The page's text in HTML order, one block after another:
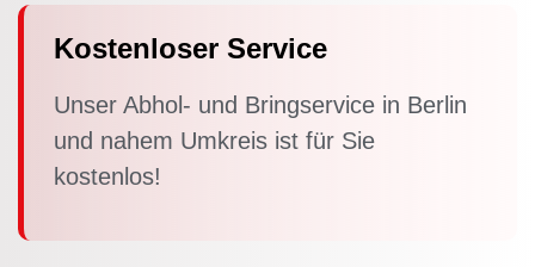
Kostenloser Service
Unser Abhol- und Bringservice in Berlin
und nahem Umkreis ist für Sie
kostenlos!